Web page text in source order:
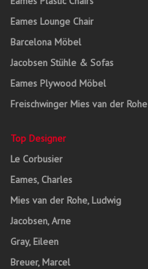
Eames Lounge Chair
Barcelona Möbel
Jacobsen Stühle & Sofas
Eames Plywood Möbel
Freischwinger Mies van der Rohe
Top Designer
Le Corbusier
Eames, Charles
Mies van der Rohe, Ludwig
Jacobsen, Arne
Gray, Eileen
Breuer, Marcel